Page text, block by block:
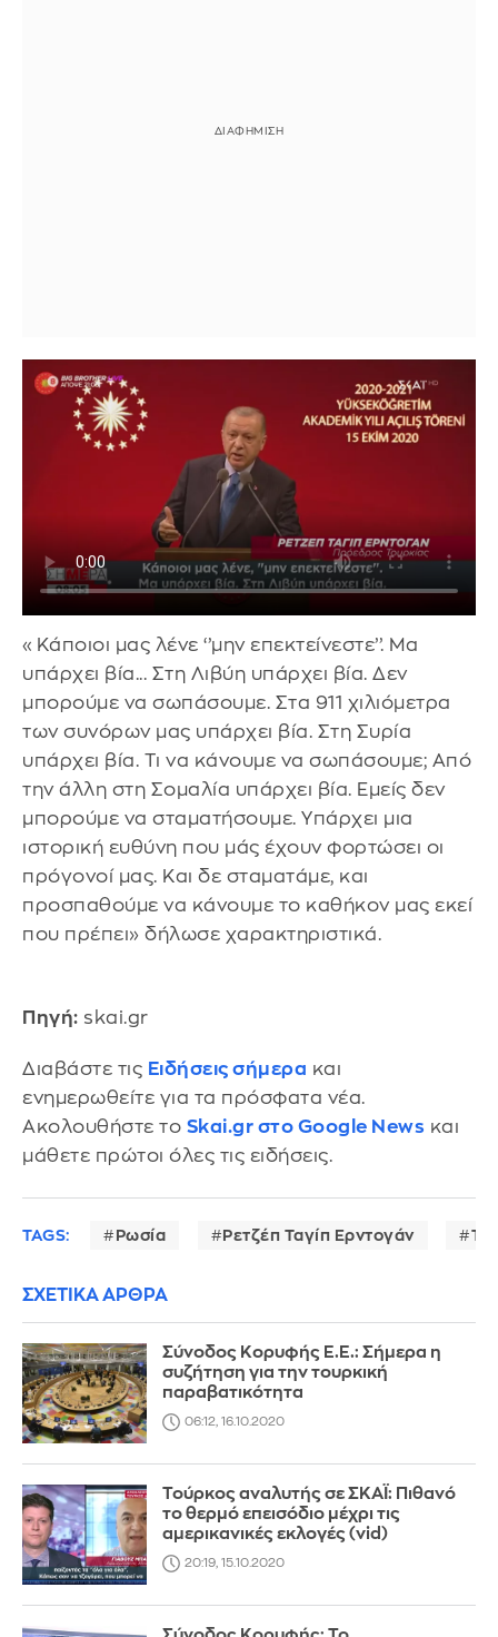
«Κάποιοι μας λένε ‘’μην επεκτείνεστε’’. Μα
υπάρχει βία... Στη Λιβύη υπάρχει βία. Δεν
μπορούμε να σωπάσουμε. Στα 911 χιλιόμετρα
των συνόρων μας υπάρχει βία. Στη Συρία
υπάρχει βία. Τι να κάνουμε να σωπάσουμε; Από
την άλλη στη Σομαλία υπάρχει βία. Εμείς δεν
μπορούμε να σταματήσουμε. Υπάρχει μια
ιστορική ευθύνη που μάς έχουν φορτώσει οι
πρόγονοί μας. Και δε σταματάμε, και
προσπαθούμε να κάνουμε το καθήκον μας εκεί
που πρέπει» δήλωσε χαρακτηριστικά.
Πηγή: skai.gr
Διαβάστε τις Ειδήσεις σήμερα και
ενημερωθείτε για τα πρόσφατα νέα.
Ακολουθήστε το Skai.gr στο Google News και
μάθετε πρώτοι όλες τις ειδήσεις.
TAGS: Ρωσία Ρετζέπ Ταγίπ Ερντογάν
ΣΧΕΤΙΚΑ ΑΡΘΡΑ
Σύνοδος Κορυφής Ε.Ε.: Σήμερα η
συζήτηση για την τουρκική
παραβατικότητα
06:12, 16.10.2020
Τούρκος αναλυτής σε ΣΚΑΪ: Πιθανό
το θερμό επεισόδιο μέχρι τις
αμερικανικές εκλογές (vid)
20:19, 15.10.2020